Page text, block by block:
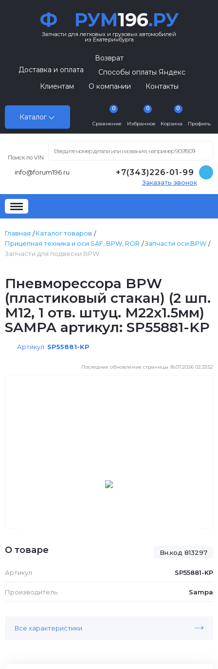
Ф РУМ196.РУ
Запчасти для легковых и грузовых автомобилей
из Екатеринбурга
Каталог
Возврат
Доставка и оплата
Способы оплаты Яндекс
Клиентам
О компании Контакты
Сравнение
0
Избранное
0
Корзина
0
Профиль
Поиск по VIN
info@forum196.ru +7(343)226-01-99
Заказать звонок
Главная
Каталог товаров
Прицепная техника и оси SAF, BPW, ROR
Запчасти оси BPW
Запчасти для подвески BPW
Пневморессора BPW
(пластиковый стакан) (2 шп.
M12, 1 отв. штуц. M22х1.5мм)
SAMPA артикул: SP55881-KP
Артикул: SP55881-KP
Последнее обновление страницы 18.07.2026 02:33:52
Вн.код 813297
О товаре
Артикул SP55881-KP
Производитель Sampa
Все характеристики